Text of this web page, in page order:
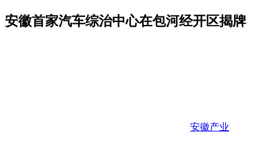
安徽首家汽车综治中心在包河经开区揭牌
安徽产业